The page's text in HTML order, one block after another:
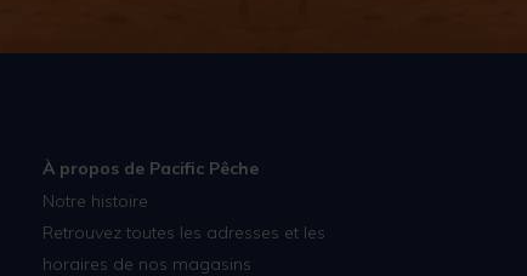
À propos de Pacific Pêche
Notre histoire
Retrouvez toutes les adresses et les
horaires de nos magasins